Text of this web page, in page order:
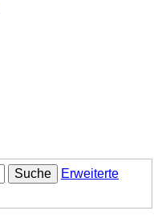
Suche
Erweiterte